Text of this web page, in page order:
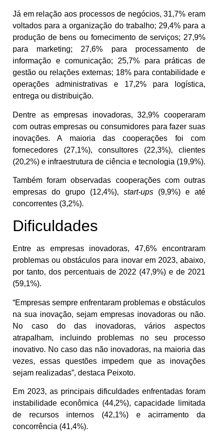
Já em relação aos processos de negócios, 31,7% eram
voltados para a organização do trabalho; 29,4% para a
produção de bens ou fornecimento de serviços; 27,9%
para marketing; 27,6% para processamento de
informação e comunicação; 25,7% para práticas de
gestão ou relações externas; 18% para contabilidade e
operações administrativas e 17,2% para logística,
entrega ou distribuição.
Dentre as empresas inovadoras, 32,9% cooperaram
com outras empresas ou consumidores para fazer suas
inovações. A maioria das cooperações foi com
fornecedores (27,1%), consultores (22,3%), clientes
(20,2%) e infraestrutura de ciência e tecnologia (19,9%).
Também foram observadas cooperações com outras
empresas do grupo (12,4%), start-ups (9,9%) e até
concorrentes (3,2%).
Dificuldades
Entre as empresas inovadoras, 47,6% encontraram
problemas ou obstáculos para inovar em 2023, abaixo,
por tanto, dos percentuais de 2022 (47,9%) e de 2021
(59,1%).
“Empresas sempre enfrentaram problemas e obstáculos
na sua inovação, sejam empresas inovadoras ou não.
No caso do das inovadoras, vários aspectos
atrapalham, incluindo problemas no seu processo
inovativo. No caso das não inovadoras, na maioria das
vezes, essas questões impedem que as inovações
sejam realizadas”, destaca Peixoto.
Em 2023, as principais dificuldades enfrentadas foram
instabilidade econômica (44,2%), capacidade limitada
de recursos internos (42,1%) e acirramento da
concorrência (41,4%).